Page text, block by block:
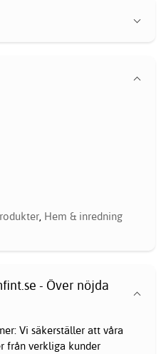
, Hem & inredning
- Över nöjda
Vi säkerställer att våra
från verkliga kunder